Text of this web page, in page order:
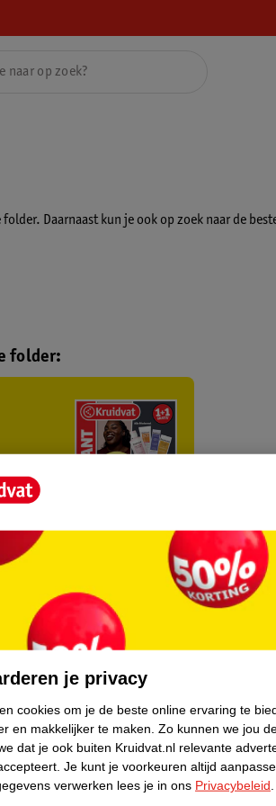
Daarnaast kun je ook op zoek naar de
folder:
Over
Pers
je privacy
cookies om je de beste online ervaring te
en makkelijker te maken. Zo kunnen we jou
dat je ook buiten Kruidvat.nl relevante
Je kunt je voorkeuren altijd
verwerken lees je in ons Privacybeleid